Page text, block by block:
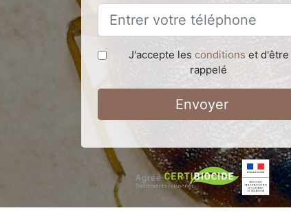
J'accepte les conditions et d'être
rappelé
Envoyer